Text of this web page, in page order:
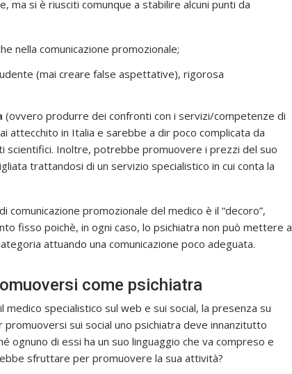
ma si è riusciti comunque a stabilire alcuni punti da
nella comunicazione promozionale;
(mai creare false aspettative), rigorosa
(ovvero produrre dei confronti con i servizi/competenze di
attecchito in Italia e sarebbe a dir poco complicata da
scientifici. Inoltre, potrebbe promuovere i prezzi del suo
trattandosi di un servizio specialistico in cui conta la
promozionale del medico è il “decoro”,
fisso poichè, in ogni caso, lo psichiatra non può mettere a
attuando una comunicazione poco adeguata.
come psichiatra
specialistico sul web e sui social, la presenza su
sui social uno psichiatra deve innanzitutto
ognuno di essi ha un suo linguaggio che va compreso e
sfruttare per promuovere la sua attività?